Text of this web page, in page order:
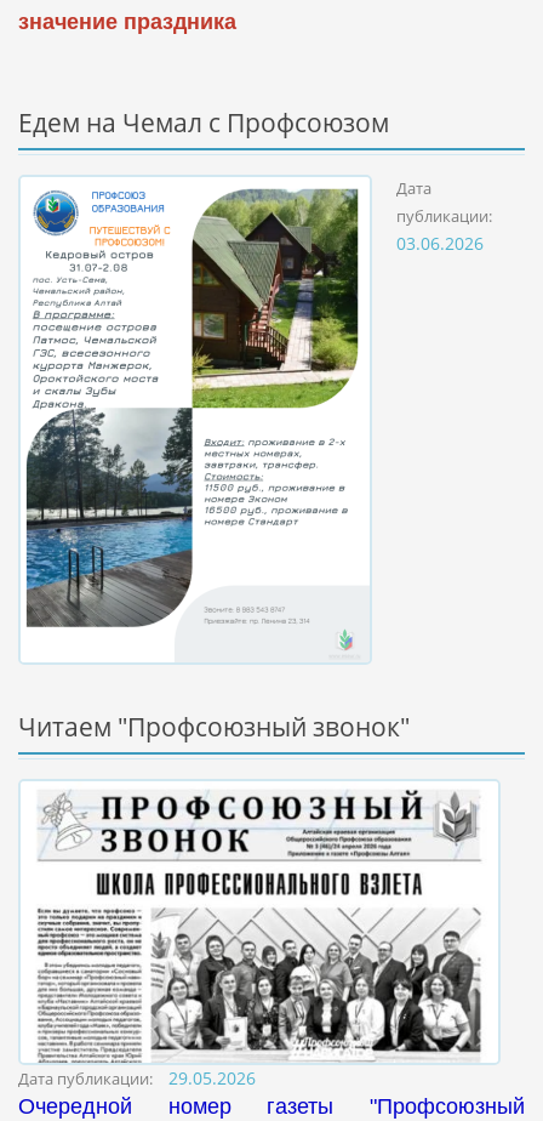
значение праздника
Едем на Чемал с Профсоюзом
Дата
публикации:
03.06.2026
Читаем "Профсоюзный звонок"
Дата публикации: 29.05.2026
Очередной номер газеты "Профсоюзный